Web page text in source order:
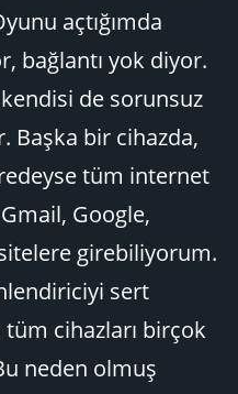
açtığımda
bağlantı yok diyor.
de sorunsuz
Başka bir cihazda,
tüm internet
Gmail, Google,
girebiliyorum.
sert
tüm cihazları birçok
neden olmuş